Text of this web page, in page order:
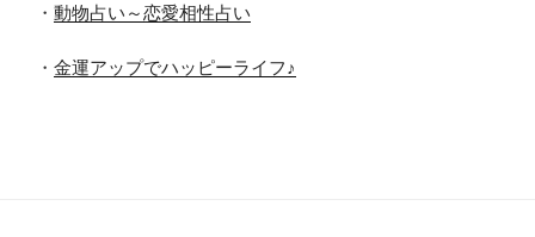
・ 動物占い～恋愛相性占い
・ 金運アップでハッピーライフ♪